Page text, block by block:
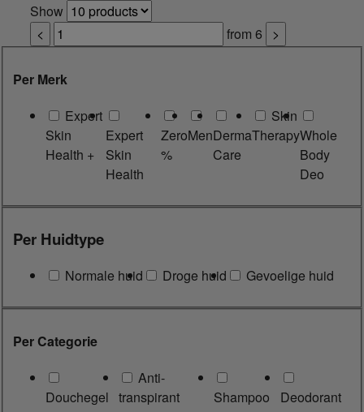
Show
<
from6 >
Per Merk
Expert
Skin
Health +
Expert
Skin
Health
Zero
%
MenDerma
Care
Skin
TherapyWhole
Body
Deo
Per Huidtype
Normale huid Droge huid Gevoelige huid
Per Categorie
Douchegel
Anti-
transpirant
Shampoo Deodorant